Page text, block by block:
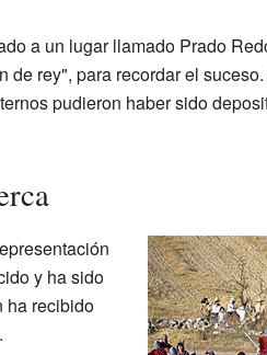
a un lugar llamado Prado
rey", para recordar el
pudieron haber sido
y ha sido
ha recibido